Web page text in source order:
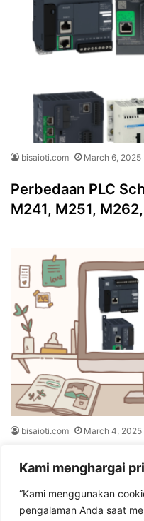
Kami menghargai
“Kami menggunakan
pengalaman Anda saat
bisaioti.com March 6, 2025
Perbedaan PLC
M241, M251,
bisaioti.com March 4, 2025
Panduan Lengkap